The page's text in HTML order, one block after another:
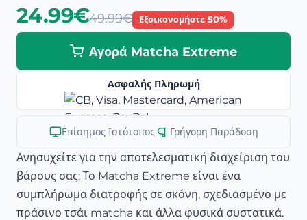
24.99€49.99€ Εξοικονομήστε 50%
Αγορά Matcha Extreme
Ασφαλής Πληρωμή
Επίσημος Ιστότοπος| Γρήγορη Παράδοση
Ανησυχείτε για την αποτελεσματική διαχείριση του
βάρους σας; Το Matcha Extreme είναι ένα
συμπλήρωμα διατροφής σε σκόνη, σχεδιασμένο με
πράσινο τσάι matcha και άλλα φυσικά συστατικά.